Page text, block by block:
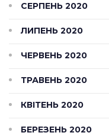
СЕРПЕНЬ 2020
ЛИПЕНЬ 2020
ЧЕРВЕНЬ 2020
ТРАВЕНЬ 2020
КВІТЕНЬ 2020
БЕРЕЗЕНЬ 2020